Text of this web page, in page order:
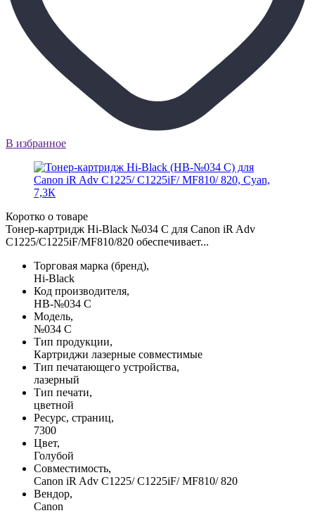
В избранное
Коротко о товаре
Тонер-картридж Hi-Black №034 C для Canon iR Adv
C1225/C1225iF/MF810/820 обеспечивает...
Торговая марка (бренд),
Hi-Black
Код производителя,
HB-№034 C
Модель,
№034 C
Тип продукции,
Картриджи лазерные совместимые
Тип печатающего устройства,
лазерный
Тип печати,
цветной
Ресурс, страниц,
7300
Цвет,
Голубой
Совместимость,
Canon iR Adv C1225/ C1225iF/ MF810/ 820
Вендор,
Canon